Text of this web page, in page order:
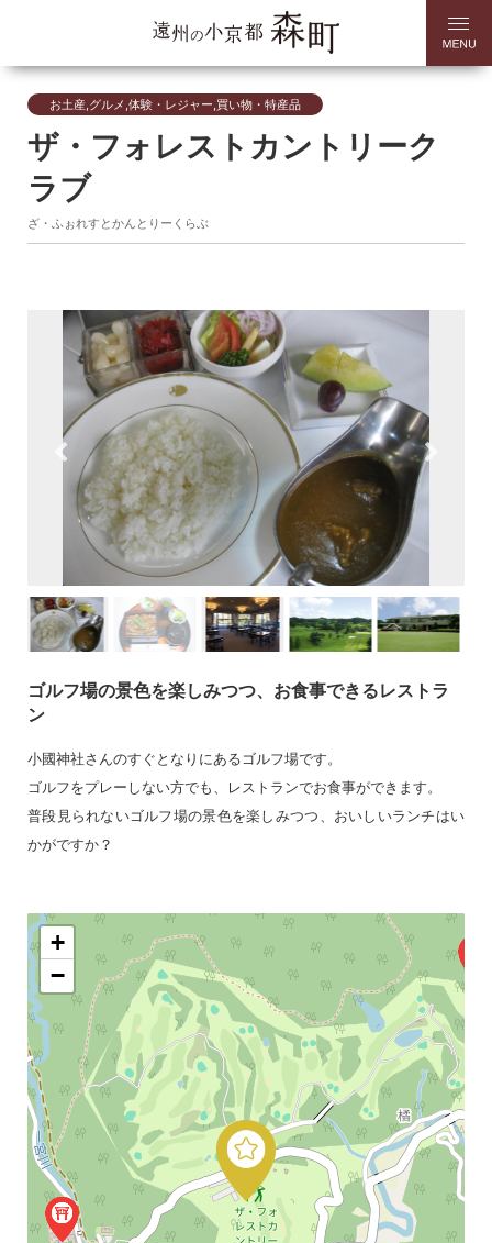
お土産,グルメ,体験・レジャー,買い物・特産品
ザ・フォレストカントリーク
ラブ
ざ・ふぉれすとかんとりーくらぶ
ゴルフ場の景色を楽しみつつ、お食事できるレストラ
ン
小國神社さんのすぐとなりにあるゴルフ場です。
ゴルフをプレーしない方でも、レストランでお食事ができます。
普段見られないゴルフ場の景色を楽しみつつ、おいしいランチはい
かがですか？
+
−